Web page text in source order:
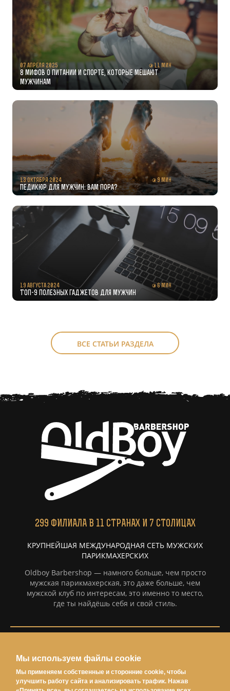
07 апреля 2025 11 мин
8 мифов о питании и спорте, которые мешают
мужчинам
13 октября 2024 9 мин
Педикюр для мужчин: вам пора?
19 августа 2024 6 мин
Топ-9 полезных гаджетов для мужчин
ВСЕ СТАТЬИ РАЗДЕЛА
299 ФИЛИАЛАВ 11 СТРАНАХ И 7 СТОЛИЦАХ
КРУПНЕЙШАЯ МЕЖДУНАРОДНАЯ СЕТЬ МУЖСКИХ
ПАРИКМАХЕРСКИХ
Oldboy Barbershop — намного больше, чем просто
мужская парикмахерская, это даже больше, чем
мужской клуб по интересам, это именно то место,
где ты найдёшь себя и свой стиль.
Политка конфиденциальности
Условия использования
Мы используем файлы cookie
Мы применяем собственные и сторонние cookie, чтобы
улучшить работу сайта и анализировать трафик. Нажав